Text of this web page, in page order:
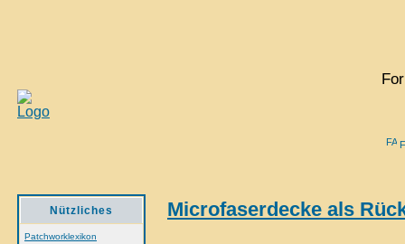
Nützliches
Patchworklexikon
Microfaserdecke als